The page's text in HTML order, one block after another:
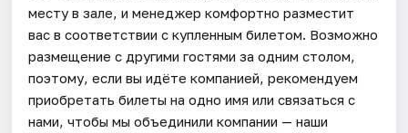
месту в зале, и менеджер комфортно разместит
вас в соответствии с купленным билетом. Возможно
размещение с другими гостями за одним столом,
поэтому, если вы идёте компанией, рекомендуем
приобретать билеты на одно имя или связаться с
нами, чтобы мы объединили компании — наши